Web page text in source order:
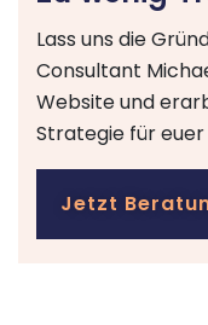
Lass uns die
Consultant
Website und
Strategie für
Jetzt